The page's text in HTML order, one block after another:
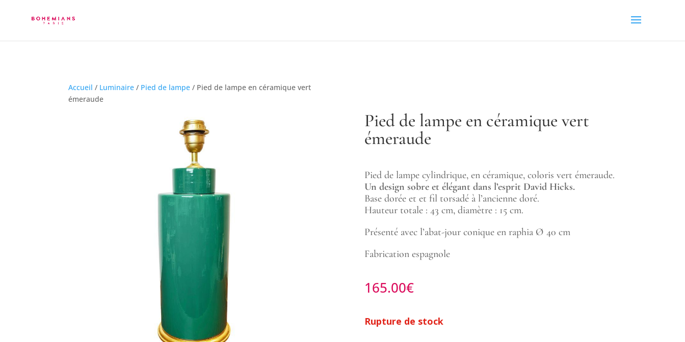
Accueil / Luminaire / Pied de lampe / Pied de lampe en céramique vert
émeraude
Pied de lampe en céramique vert
émeraude
Pied de lampe cylindrique, en céramique, coloris vert émeraude.
Un design sobre et élégant dans l’esprit David Hicks.
Base dorée et et fil torsadé à l’ancienne doré.
Hauteur totale : 43 cm, diamètre : 15 cm.
Présenté avec l’abat-jour conique en raphia Ø 40 cm
Fabrication espagnole
165.00€
Rupture de stock